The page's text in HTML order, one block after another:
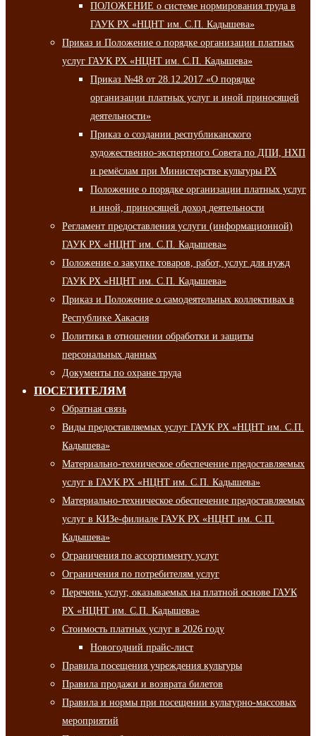
ПОЛОЖЕНИЕ о системе нормирования труда в
ГАУК РХ «НЦНТ им. С.П. Кадышева»
Приказ и Положение о порядке организации платных
услуг ГАУК РХ «НЦНТ им. С.П. Кадышева»
Приказ №48 от 28.12.2017 «О порядке
организации платных услуг и иной приносящей
деятельности»
Приказ о создании республиканского
художественно-экспертного Совета по ДПИ, НХП
и ремёслам при Министерстве культуры РХ
Положение о порядке организации платных услуг
и иной, приносящей доход деятельности
Регламент предоставления услуги (информационной)
ГАУК РХ «НЦНТ им. С.П. Кадышева»
Положение о закупке товаров, работ, услуг для нужд
ГАУК РХ «НЦНТ им. С.П. Кадышева»
Приказ и Положение о самодеятельных коллективах в
Республике Хакасия
Политика в отношении обработки и защиты
персональных данных
Документы по охране труда
ПОСЕТИТЕЛЯМ
Обратная связь
Виды предоставляемых услуг ГАУК РХ «НЦНТ им. С.П.
Кадышева»
Материально-техническое обеспечение предоставляемых
услуг в ГАУК РХ «НЦНТ им. С.П. Кадышева»
Материально-техническое обеспечение предоставляемых
услуг в КИЗе-филиале ГАУК РХ «НЦНТ им. С.П.
Кадышева»
Ограничения по ассортименту услуг
Ограничения по потребителям услуг
Перечень услуг, оказываемых на платной основе ГАУК
РХ «НЦНТ им. С.П. Кадышева»
Стоимость платных услуг в 2026 году
Новогодний прайс-лист
Правила посещения учреждения культуры
Правила продажи и возврата билетов
Правила и нормы при посещении культурно-массовых
мероприятий